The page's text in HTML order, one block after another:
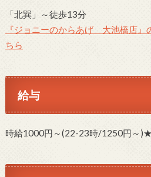
「北巽」～徒歩13分
『ジョニーのからあげ 大池橋店』
ちら
給与
時給1000円～(22-23時/1250円～